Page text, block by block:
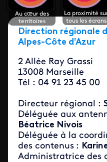
Au cœur des
territoires
La proximité
tous les écrans
Direction régionale
Alpes-Côte d'Azur
2 Allée Ray Grassi
13008 Marseille
Tél : 04 91 23 45 00
Directeur régional :
Déléguée aux
Béatrice Nivois
Déléguée à la
des contenus :
Administratrice des